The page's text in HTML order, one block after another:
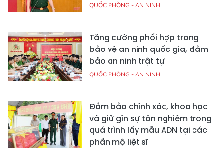
QUỐC PHÒNG - AN NINH
Tăng cường phối hợp trong
bảo vệ an ninh quốc gia, đảm
bảo an ninh trật tự
QUỐC PHÒNG - AN NINH
Đảm bảo chính xác, khoa học
và giữ gìn sự tôn nghiêm trong
quá trình lấy mẫu ADN tại các
phần mộ liệt sĩ